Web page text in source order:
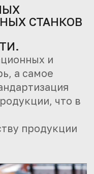
СТАНКОВ
и
а самое
что в
продукции